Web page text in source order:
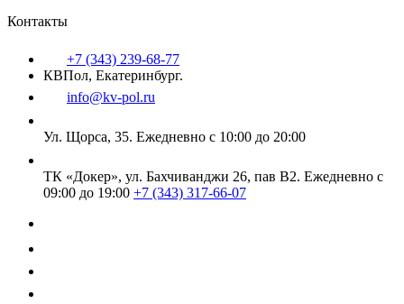
Контакты
+7 (343) 239-68-77
КВПол, Екатеринбург.
info@kv-pol.ru
Ул. Щорса, 35. Ежедневно с 10:00 до 20:00
ТК «Докер», ул. Бахчиванджи 26, пав В2. Ежедневно с
09:00 до 19:00 +7 (343) 317-66-07